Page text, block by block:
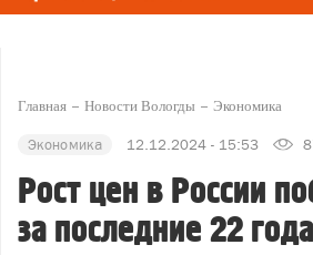
Главная Новости Вологды Экономика
Экономика 12.12.2024 - 15:53
Рост цен в России
за последние 22 года